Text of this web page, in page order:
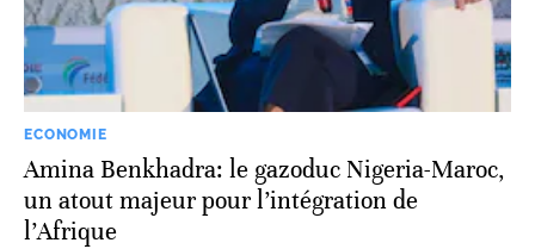
ECONOMIE
Amina Benkhadra: le gazoduc Nigeria-Maroc,
un atout majeur pour l’intégration de
l’Afrique